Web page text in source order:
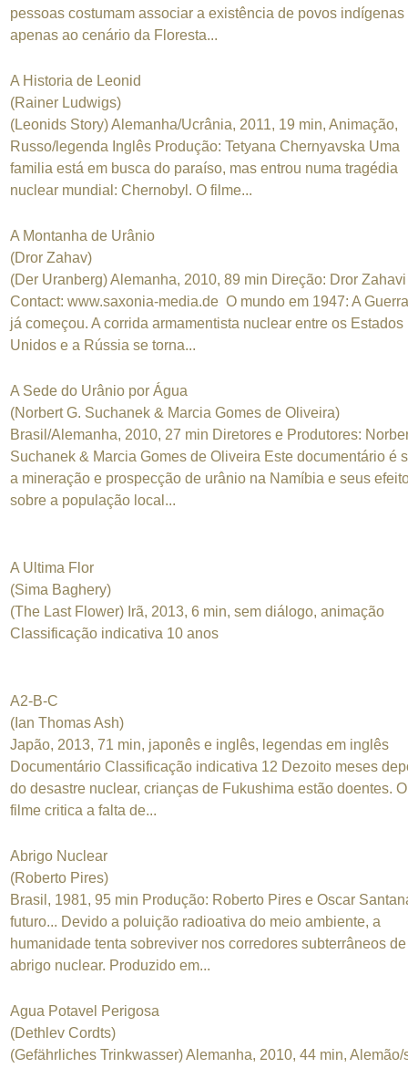
pessoas costumam associar a existência de povos indígenas
apenas ao cenário da Floresta...
A Historia de Leonid
(Rainer Ludwigs)
(Leonids Story) Alemanha/Ucrânia, 2011, 19 min, Animação,
Russo/legenda Inglês Produção: Tetyana Chernyavska Uma
familia está em busca do paraíso, mas entrou numa tragédia
nuclear mundial: Chernobyl. O filme...
A Montanha de Urânio
(Dror Zahav)
(Der Uranberg) Alemanha, 2010, 89 min Direção: Dror Zahavi
Contact: www.saxonia-media.de O mundo em 1947: A
já começou. A corrida armamentista nuclear entre os Estados
Unidos e a Rússia se torna...
A Sede do Urânio por Água
(Norbert G. Suchanek & Marcia Gomes de Oliveira)
Brasil/Alemanha, 2010, 27 min Diretores e Produtores:
Suchanek & Marcia Gomes de Oliveira Este documentário é
a mineração e prospecção de urânio na Namíbia e seus
sobre a população local...
A Ultima Flor
(Sima Baghery)
(The Last Flower) Irã, 2013, 6 min, sem diálogo, animação
Classificação indicativa 10 anos
A2-B-C
(Ian Thomas Ash)
Japão, 2013, 71 min, japonês e inglês, legendas em inglês
Documentário Classificação indicativa 12 Dezoito meses
do desastre nuclear, crianças de Fukushima estão doentes. O
filme critica a falta de...
Abrigo Nuclear
(Roberto Pires)
Brasil, 1981, 95 min Produção: Roberto Pires e Oscar
futuro... Devido a poluição radioativa do meio ambiente, a
humanidade tenta sobreviver nos corredores subterrâneos
abrigo nuclear. Produzido em...
Agua Potavel Perigosa
(Dethlev Cordts)
(Gefährliches Trinkwasser) Alemanha, 2010, 44 min, Alemão/